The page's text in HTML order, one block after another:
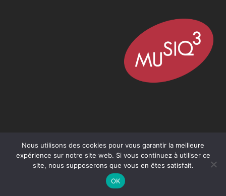
Nous utilisons des cookies pour vous garantir la meilleure
expérience sur notre site web. Si vous continuez à utiliser ce
site, nous supposerons que vous en êtes satisfait.
OK